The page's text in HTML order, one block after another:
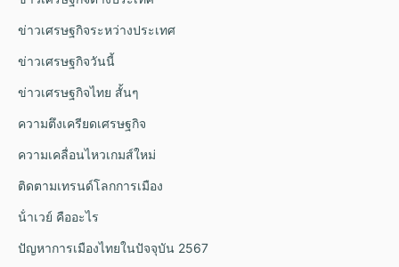
ข่าวเศรษฐกิจระหว่างประเทศ
ข่าวเศรษฐกิจวันนี้
ข่าวเศรษฐกิจไทย สั้นๆ
ความตึงเครียดเศรษฐกิจ
ความเคลื่อนไหวเกมส์ใหม่
ติดตามเทรนด์โลกการเมือง
น้ําเวย์ คืออะไร
ปัญหาการเมืองไทยในปัจจุบัน 2567